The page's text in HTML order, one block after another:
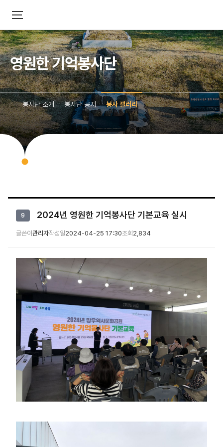
봉사단 소개 봉사단 공지 봉사 갤러리
영원한 기억봉사단
9 2024년 영원한 기억봉사단 기본교육 실시
글쓴이 관리자작성일2024-04-25 17:30조회 2,834